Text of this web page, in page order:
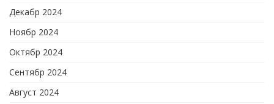
Декабр 2024
Ноябр 2024
Октябр 2024
Сентябр 2024
Август 2024